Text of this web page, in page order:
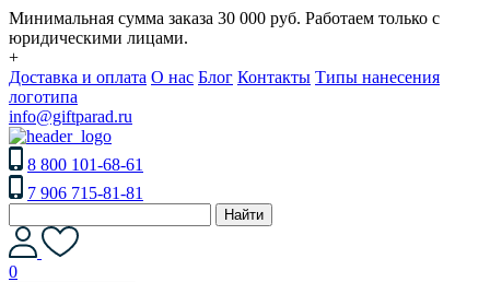
Минимальная сумма заказа 30 000 руб. Работаем только с
юридическими лицами.
+
Доставка и оплата О нас Блог Контакты Типы нанесения
логотипа
info@giftparad.ru
8 800 101-68-61
7 906 715-81-81
Найти
0